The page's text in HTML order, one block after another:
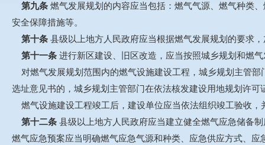
第九条 燃气发展规划的内容应当包括：燃气气源、燃气种类
安全保障措施等。
第十条 县级以上地方人民政府应当根据燃气发展规划的要求
第十一条 进行新区建设、旧区改造，应当按照城乡规划和燃
对燃气发展规划范围内的燃气设施建设工程，城乡规划主管
选址意见书的，城乡规划主管部门在依法核发建设用地规划许
燃气设施建设工程竣工后，建设单位应当依法组织竣工验收
第十二条 县级以上地方人民政府应当建立健全燃气应急储备
燃气应急预案应当明确燃气应急气源和种类、应急供应方式、